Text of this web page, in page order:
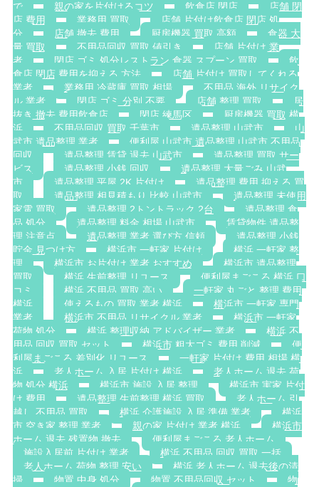
で
親の家を片付けるコツ 飲食店 閉店
店舗 閉
店 費用
業務用 買取
店舗 片付け飲食店 閉店 処
分
店舗 撤去 費用 厨房機器 買取 高額
食器 大
量 買取
不用品回収 買取 値引き
店舗 片付け 業
者
閉店 ゴミ 処分レストラン 食器 スプーン 買取
飲
食店 閉店 費用を抑える 方法
店舗 片付け 買取してくれる
業者
業務用 冷蔵庫 買取 相場
不用品 海外 リサイク
ル 業者
閉店 ゴミ 分別 不要 店舗 整理 買取
居
抜き 撤去 費用飲食店
閉店 練馬区
厨房機器 買取 横
浜
不用品回収 買取 千葉市 遺品整理 山武市
山
武市 遺品整理 業者
便利屋 山武市 遺品整理 山武市 不用品
回収
遺品整理 賃貸 退去 山武市
遺品整理 買取 サー
ビス
遺品整理 小銭 回収
遺品整理 大量ごみ 山武
市
遺品整理 平屋 2K 片付け
遺品整理 費用 抑える 買
取
遺品整理 相見積もり 比較 山武市
遺品整理 未使用
家電 買取
遺品整理 2トントラック 2台
遺品整理 食
品 処分
遺品整理 料金 相場 山武市
賃貸物件 遺品整
理 注意点
遺品整理 業者 選び方 信頼
遺品整理 小銭
貯金 見つけ方
横浜市 一軒家 片付け
横浜 一軒家 整
理
横浜市 お片付け 業者 おすすめ
横浜市 遺品整理
買取
横浜 生前整理 リユース
便利屋まごころ 横浜 口
コミ
横浜 不用品 買取 高い
一軒家 丸ごと 整理 費用
横浜
使えるもの 買取 業者 横浜
横浜市 一軒家 専門
業者
横浜市 不用品 リサイクル 業者
横浜市 一軒家
荷物 処分
横浜 整理収納 アドバイザー 業者
横浜 不
用品 回収 買取 セット
横浜市 粗大ゴミ 費用 削減
便
利屋まごころ 差別化 リユース
一軒家 片付け 費用 相場 横
浜
老人ホーム 入居 片付け 横浜
老人ホーム 退去 荷
物 処分 横浜
横浜市 施設 入居 整理
横浜市 実家 片付
け 費用
遺品整理 生前整理 横浜 買取
老人ホーム 引
越し 不用品 買取
横浜 介護施設 入居 準備 業者
横浜
市 空き家 整理 業者
親の家 片付け 業者 横浜
横浜市
ホーム 退去 残置物 撤去
便利屋まごころ 老人ホーム
施設入居前 片付け 業者
横浜 不用品 回収 買取 一括
老人ホーム 荷物 整理 安い
横浜 老人ホーム 退去後の清
掃
物置 中身 処分 物置 不用品回収 セット
物